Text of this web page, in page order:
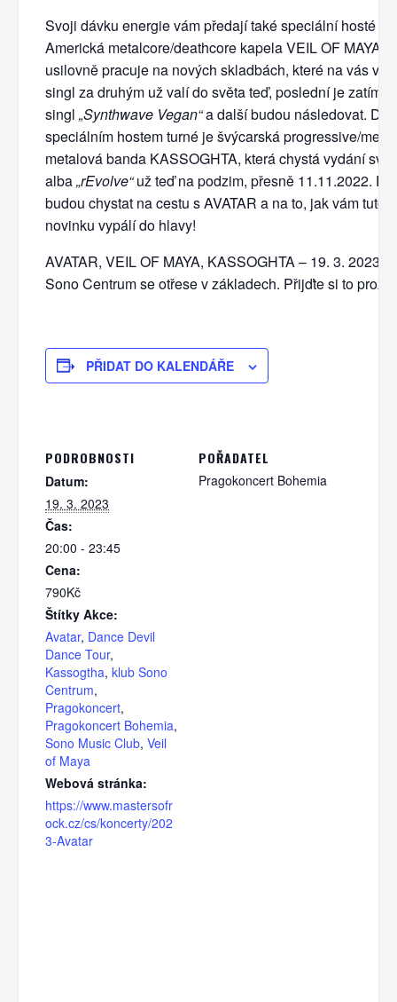
Svoji dávku energie vám předají také speciální hosté
Americká metalcore/deathcore kapela VEIL OF MAYA,
usilovně pracuje na nových skladbách, které na vás
singl za druhým už valí do světa teď, poslední je zatím
singl „Synthwave Vegan“a další budou následovat.
speciálním hostem turné je švýcarská progressive/
metalová banda KASSOGHTA, která chystá vydání
alba„rEvolve“už teď na podzim, přesně 11.11.2022.
budou chystat na cestu s AVATAR a na to, jak vám tuto
novinku vypálí do hlavy!
AVATAR, VEIL OF MAYA, KASSOGHTA – 19. 3. 2023.
Sono Centrum se otřese v základech. Přijďte si to prožít!
PŘIDAT DO KALENDÁŘE
PODROBNOSTI
Datum:
19. 3. 2023
Čas:
20:00 - 23:45
Cena:
790Kč
Štítky Akce:
Avatar, Dance Devil
Dance Tour,
Kassogtha, klub Sono
Centrum,
Pragokoncert,
Pragokoncert Bohemia,
Sono Music Club, Veil
of Maya
Webová stránka:
https://www.mastersofr
ock.cz/cs/koncerty/202
3-Avatar
POŘADATEL
Pragokoncert Bohemia